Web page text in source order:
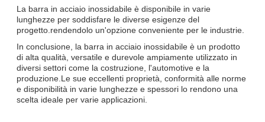
La barra in acciaio inossidabile è disponibile in varie
lunghezze per soddisfare le diverse esigenze del
progetto.rendendolo un'opzione conveniente per le industrie.
In conclusione, la barra in acciaio inossidabile è un prodotto
di alta qualità, versatile e durevole ampiamente utilizzato in
diversi settori come la costruzione, l'automotive e la
produzione.Le sue eccellenti proprietà, conformità alle norme
e disponibilità in varie lunghezze e spessori lo rendono una
scelta ideale per varie applicazioni.